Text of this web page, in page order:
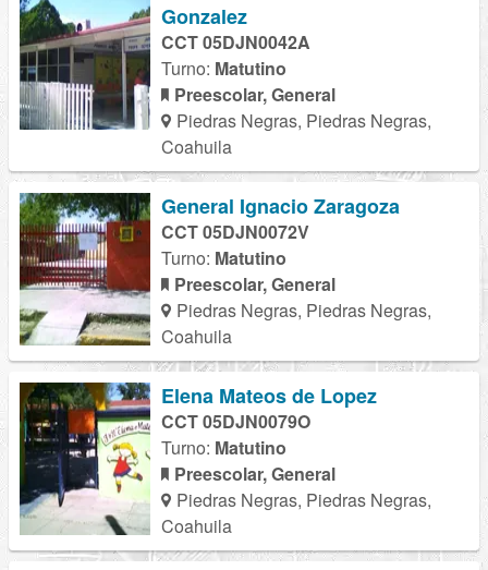
Gonzalez
CCT 05DJN0042A
Turno: Matutino
Preescolar, General
Piedras Negras, Piedras Negras,
Coahuila
General Ignacio Zaragoza
CCT 05DJN0072V
Turno: Matutino
Preescolar, General
Piedras Negras, Piedras Negras,
Coahuila
Elena Mateos de Lopez
CCT 05DJN0079O
Turno: Matutino
Preescolar, General
Piedras Negras, Piedras Negras,
Coahuila